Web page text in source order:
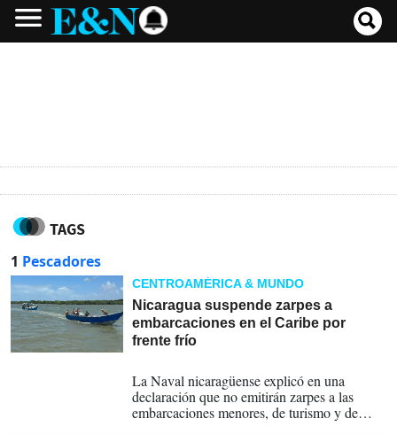
TAGS
1 Pescadores
CENTROAMÉRICA & MUNDO
Nicaragua suspende zarpes a
embarcaciones en el Caribe por
frente frío
La Naval nicaragüense explicó en una
declaración que no emitirán zarpes a las
embarcaciones menores, de turismo y de